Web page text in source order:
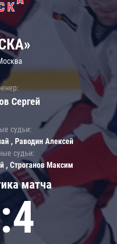
матча
Сергей
судьи:
, Раводин Алексей
судьи:
, Строганов Максим